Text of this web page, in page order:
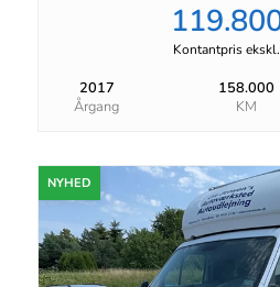
Kontantpris
2017
Årgang
158.000
KM
NYHED